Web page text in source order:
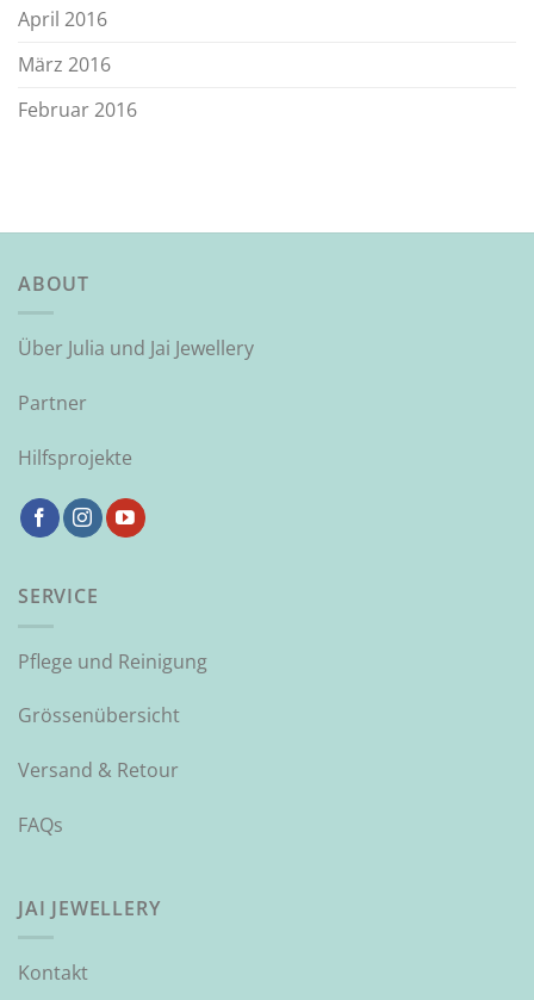
April 2016
März 2016
Februar 2016
ABOUT
Über Julia und Jai Jewellery
Partner
Hilfsprojekte
SERVICE
Pflege und Reinigung
Grössenübersicht
Versand & Retour
FAQs
JAI JEWELLERY
Kontakt